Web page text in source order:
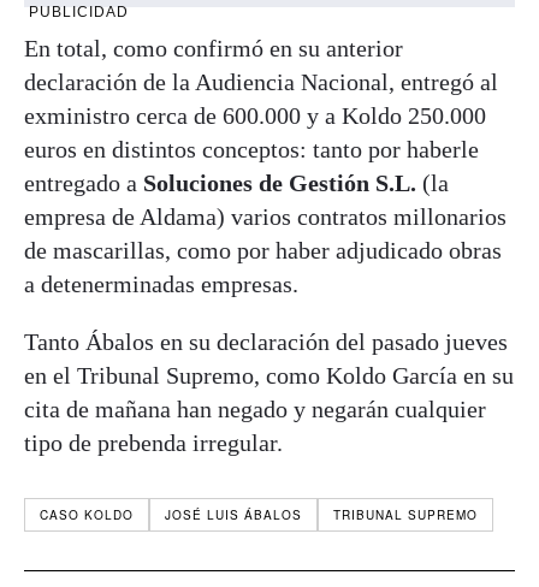
PUBLICIDAD
En total, como confirmó en su anterior
declaración de la Audiencia Nacional, entregó al
exministro cerca de 600.000 y a Koldo 250.000
euros en distintos conceptos: tanto por haberle
entregado a Soluciones de Gestión S.L. (la
empresa de Aldama) varios contratos millonarios
de mascarillas, como por haber adjudicado obras
a detenerminadas empresas.
Tanto Ábalos en su declaración del pasado jueves
en el Tribunal Supremo, como Koldo García en su
cita de mañana han negado y negarán cualquier
tipo de prebenda irregular.
CASO KOLDO JOSÉ LUIS ÁBALOS TRIBUNAL SUPREMO